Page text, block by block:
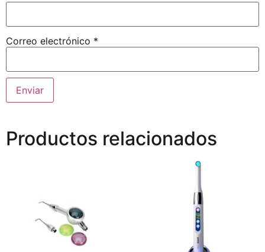
Correo electrónico *
Productos relacionados